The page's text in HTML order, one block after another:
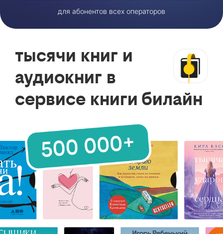
для абонентов всех операторов
тысячи книг и
аудиокниг в
сервисе книги билайн